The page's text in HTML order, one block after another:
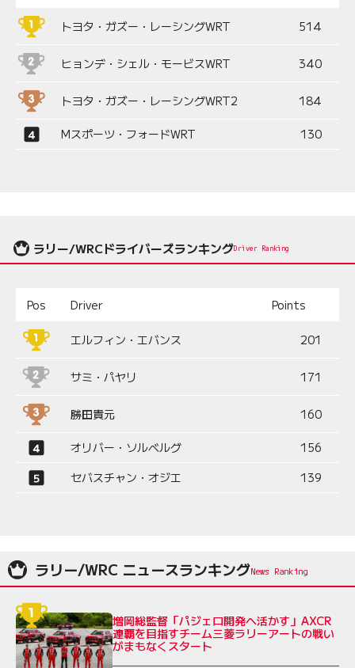
トヨタ・ガズー・レーシングWRT 514
ヒョンデ・シェル・モービスWRT 340
トヨタ・ガズー・レーシングWRT2 184
Mスポーツ・フォードWRT 130
ラリー/WRCドライバーズランキングDriver Ranking
Pos Driver Points
エルフィン・エバンス 201
サミ・パヤリ 171
勝田貴元 160
オリバー・ソルベルグ
156
セバスチャン・オジエ
139
ラリー/WRC ニュースランキング
増岡総監督「パジェロ開発へ活かす」AXCR
連覇を目指すチーム三菱ラリーアートの戦い
がまもなくスタート